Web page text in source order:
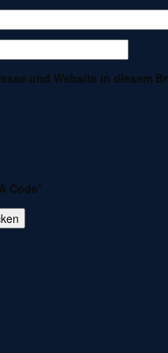
und Website in diesem
Code*